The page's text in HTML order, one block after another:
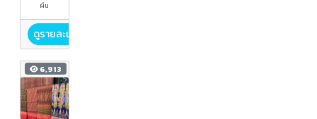
ผืน
ดูรายละเอียด
6,913